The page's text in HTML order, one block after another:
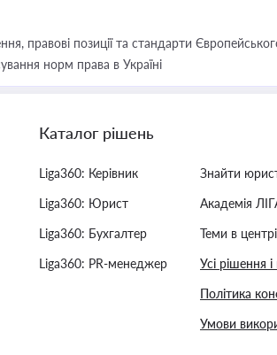
правові позиції та стандарти
норм права в Україні
Каталог рішень
Liga360: Керівник
Liga360: Юрист
Liga360: Бухгалтер
Liga360: PR-менеджер
Знайти
Академія
Теми в
Усі рішення
Політика
Умови